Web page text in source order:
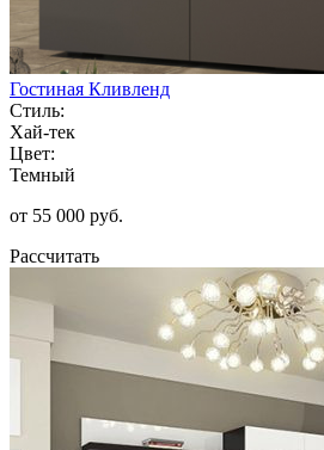
Гостиная Кливленд
Стиль:
Хай-тек
Цвет:
Темный
от 55 000 руб.
Рассчитать